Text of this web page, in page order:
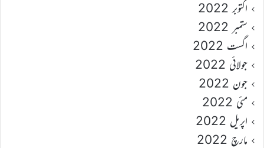
اکتوبر 2022
ستمبر 2022
اگست 2022
جولائی 2022
جون 2022
مئی 2022
اپریل 2022
مارچ 2022